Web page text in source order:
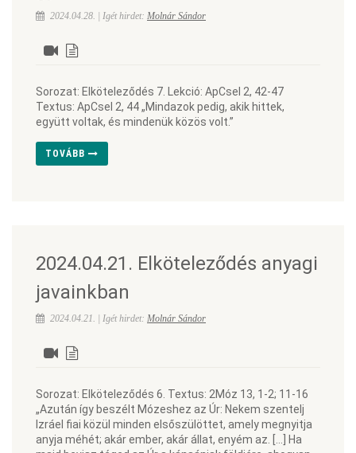
2024.04.28. | Igét hirdet: Molnár Sándor
Sorozat: Elköteleződés 7. Lekció: ApCsel 2, 42-47
Textus: ApCsel 2, 44 „Mindazok pedig, akik hittek,
együtt voltak, és mindenük közös volt.”
TOVÁBB
2024.04.21. Elköteleződés anyagi
javainkban
2024.04.21. | Igét hirdet: Molnár Sándor
Sorozat: Elköteleződés 6. Textus: 2Móz 13, 1-2; 11-16
„Azután így beszélt Mózeshez az Úr: Nekem szentelj
Izráel fiai közül minden elsőszülöttet, amely megnyitja
anyja méhét; akár ember, akár állat, enyém az. […] Ha